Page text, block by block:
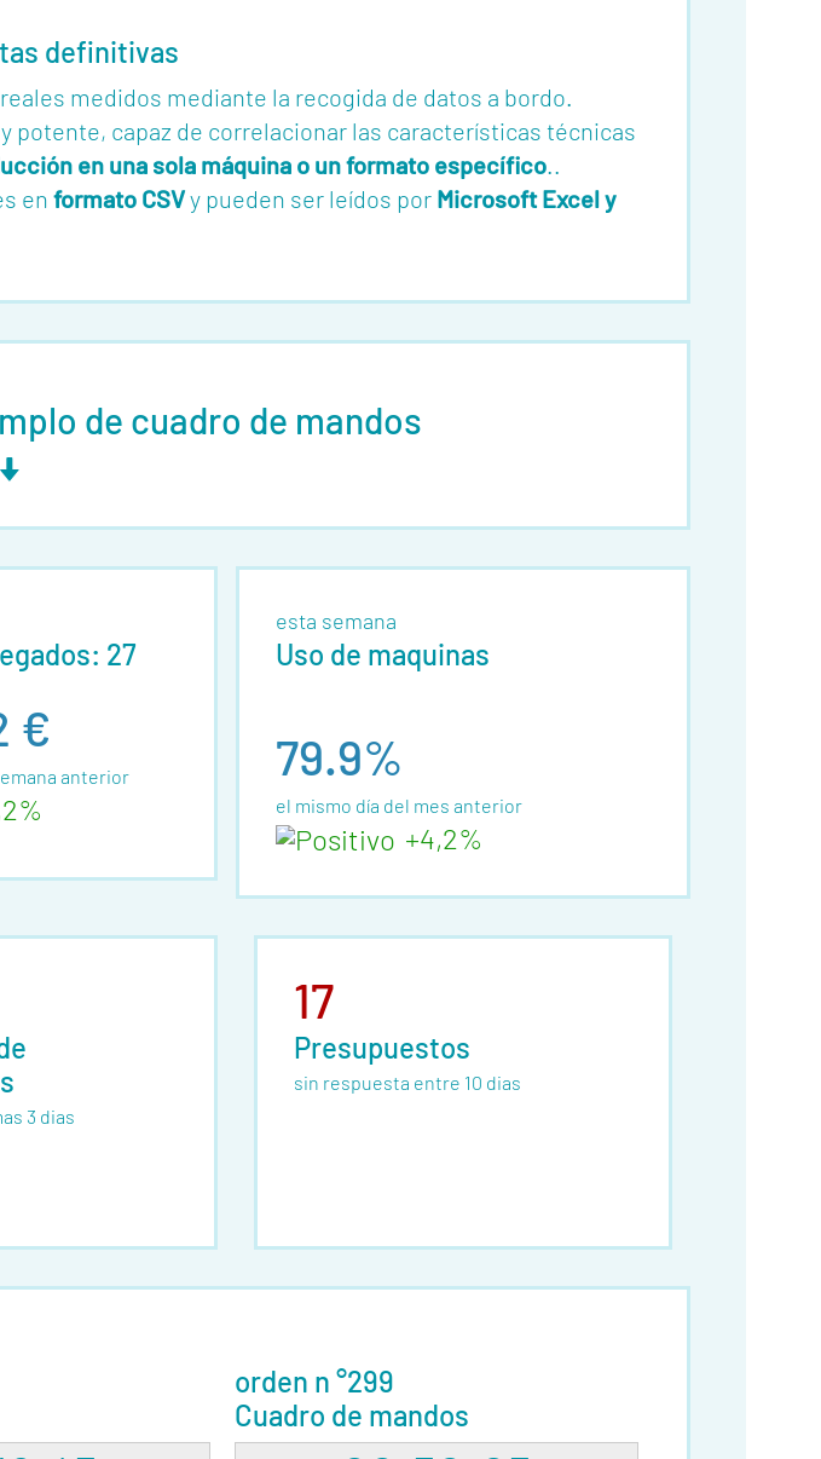
definitivas
medidos mediante la recogida de datos a bordo.
potente, capaz de correlacionar las características técnicas
en una sola máquina o un formato específico..
en formato CSV y pueden ser leídos por Microsoft Excel y
de cuadro de mandos
27
€
anterior
esta semana
Uso de maquinas
79.9%
el mismo día del mes anterior
+4,2%
3 dias
17
Presupuestos
sin respuesta entre 10 dias
orden n °299
Cuadro de mandos